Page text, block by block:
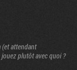
(et attendant
plutôt avec quoi ?